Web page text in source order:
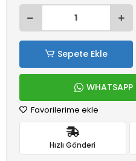
Sepete Ekle
WHATSAPP
Favorilerime ekle
Hızlı Gönderi